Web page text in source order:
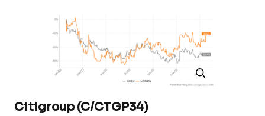
Citigroup (C/CTGP34)